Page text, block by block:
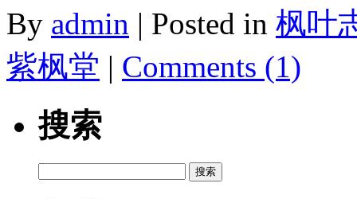
By admin | Posted in 枫叶
紫枫堂 | Comments (1)
搜索